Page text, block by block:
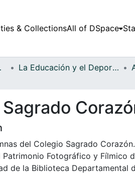
& CollectionsAll of DSpace
Cauca La Educación y el Deporte
del Colegio Sagrado
Patrimonio Fotográfico y Fílmico
de la Biblioteca Departamental